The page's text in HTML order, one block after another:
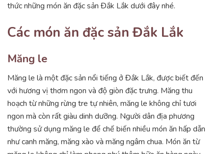
thức những món ăn đặc sản Đắk Lắk dưới đây nhé.
Các món ăn đặc sản Đắk Lắk
Măng le
Măng le là một đặc sản nổi tiếng ở Đắk Lắk, được biết đến
với hương vị thơm ngon và độ giòn đặc trưng. Măng thu
hoạch từ những rừng tre tự nhiên, măng le không chỉ tươi
ngon mà còn rất giàu dinh dưỡng. Người dân địa phương
thường sử dụng măng le để chế biến nhiều món ăn hấp dẫn
như canh măng, măng xào và măng ngâm chua. Món ăn từ